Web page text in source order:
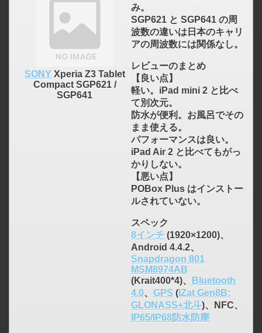
SONY Xperia Z3 Tablet
Compact SGP621 /
SGP641
み。
SGP621 と SGP641 の周
波数の違いは日本のキャリ
アの周波数には関係なし。
レビューのまとめ
【良い点】
軽い。iPad mini 2 と比べ
て別次元。
防水が便利。お風呂でその
まま使える。
パフォーマンスは良い。
iPad Air 2 と比べてもがっ
かりしない。
【悪い点】
POBox Plus はインストー
ルされていない。
スペック
8インチ(1920×1200)、
Android 4.4.2、
Snapdragon 801
MSM8974AB
(Krait400*4)、
Bluetooth
4.0、 GPS (IZat Gen8B:
GLONASS+北斗)、NFC、
IP65/IP68防水防塵
click to expand contents